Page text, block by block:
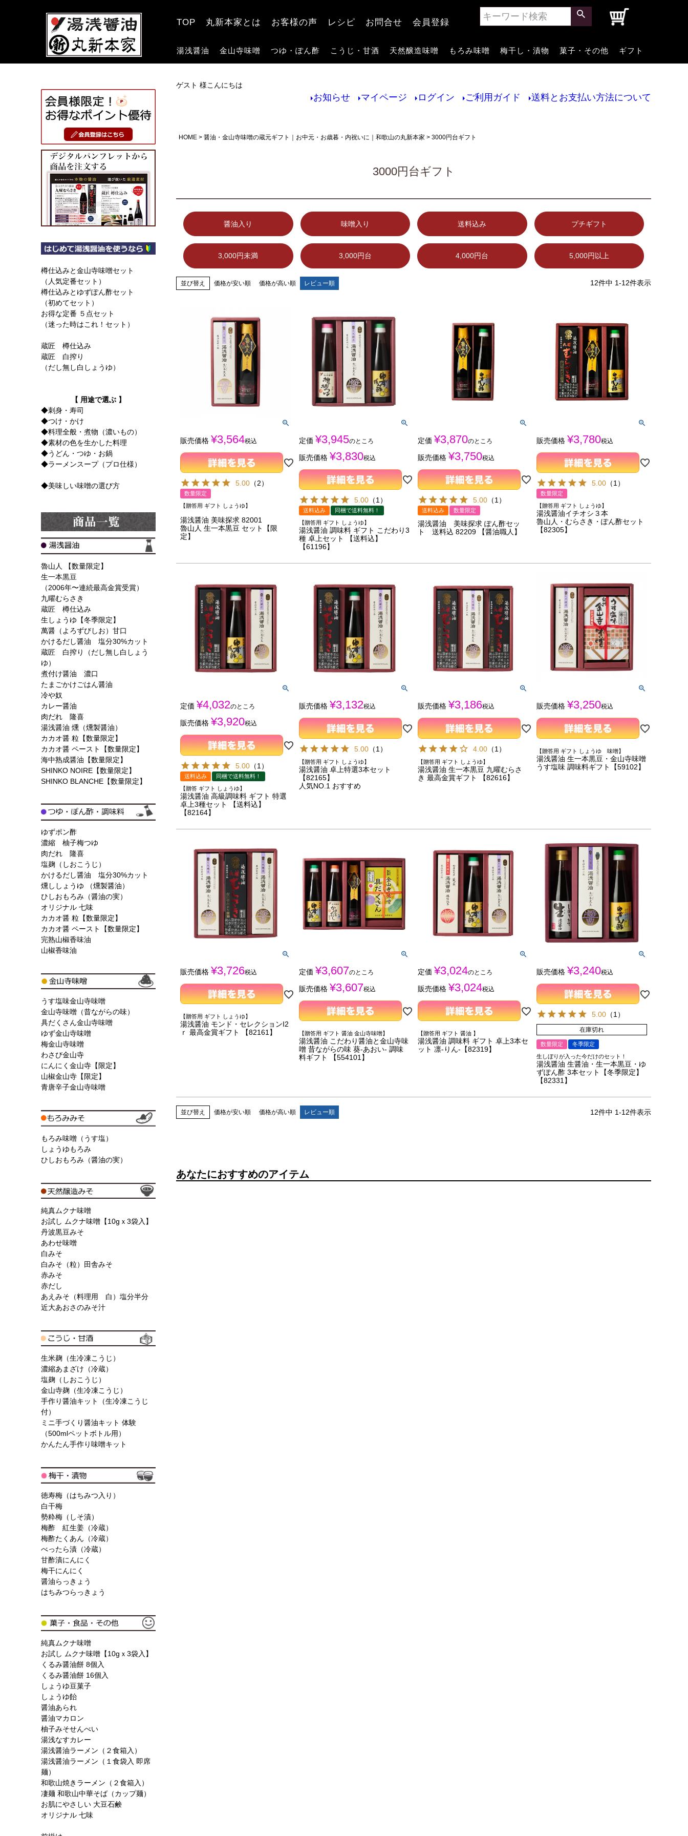
TOP 丸新本家とは お客様の声 レシピ お問合せ 会員登録
湯浅醤油 金山寺味噌 つゆ・ぽん酢 こうじ・甘酒 天然醸造味噌 もろみ味噌 梅干し・漬物 菓子・その他 ギフト
樽仕込みと金山寺味噌セット
（人気定番セット）
樽仕込みとゆずぽん酢セット
（初めてセット）
お得な定番 ５点セット
（迷った時はこれ！セット）
蔵匠 樽仕込み
蔵匠 白搾り
（だし無し白しょうゆ）
【 用途で選ぶ 】
◆刺身・寿司
◆つけ・かけ
◆料理全般・煮物（濃いもの）
◆素材の色を生かした料理
◆うどん・つゆ・お鍋
◆ラーメンスープ（プロ仕様）
◆美味しい味噌の選び方
魯山人 【数量限定】
生一本黒豆
（2006年〜連続最高金賞受賞）
九曜むらさき
蔵匠 樽仕込み
生しょうゆ【冬季限定】
萬醤（よろずびしお）甘口
かけるだし醤油 塩分30%カット
蔵匠 白搾り（だし無し白しょう
ゆ）
煮付け醤油 濃口
たまごかけごはん醤油
冷や奴
カレー醤油
肉だれ 隆喜
湯浅醤油 燻（燻製醤油）
カカオ醤 粒【数量限定】
カカオ醤 ペースト【数量限定】
海中熟成醤油【数量限定】
SHINKO NOIRE【数量限定】
SHINKO BLANCHE【数量限定】
ゆずポン酢
濃縮 柚子梅つゆ
肉だれ 隆喜
塩麹（しおこうじ）
かけるだし醤油 塩分30%カット
燻ししょうゆ （燻製醤油）
ひしおもろみ（醤油の実）
オリジナル 七味
カカオ醤 粒【数量限定】
カカオ醤 ペースト【数量限定】
完熟山椒香味油
山椒香味油
うす塩味金山寺味噌
金山寺味噌（昔ながらの味）
具だくさん金山寺味噌
ゆず金山寺味噌
梅金山寺味噌
わさび金山寺
にんにく金山寺【限定】
山椒金山寺【限定】
青唐辛子金山寺味噌
もろみ味噌（うす塩）
しょうゆもろみ
ひしおもろみ（醤油の実）
純真ムクナ味噌
お試し ムクナ味噌【10gｘ3袋入】
丹波黒豆みそ
あわせ味噌
白みそ
白みそ（粒）田舎みそ
赤みそ
赤だし
あえみそ（料理用 白）塩分半分
近大あおさのみそ汁
生米麹（生冷凍こうじ）
濃縮あまざけ（冷蔵）
塩麹（しおこうじ）
金山寺麹（生冷凍こうじ）
手作り醤油キット（生冷凍こうじ
付）
ミニ手づくり醤油キット 体験
（500mlペットボトル用）
かんたん手作り味噌キット
徳寿梅（はちみつ入り）
白干梅
勢粋梅（しそ漬）
梅酢 紅生姜（冷蔵）
梅酢たくあん（冷蔵）
べったら漬（冷蔵）
甘酢漬にんにく
梅干にんにく
醤油らっきょう
はちみつらっきょう
純真ムクナ味噌
お試し ムクナ味噌【10gｘ3袋入】
くるみ醤油餅 8個入
くるみ醤油餅 16個入
しょうゆ豆菓子
しょうゆ飴
醤油あられ
醤油マカロン
柚子みそせんべい
湯浅なすカレー
湯浅醤油ラーメン（２食箱入）
湯浅醤油ラーメン（１食袋入 即席
麺）
和歌山焼きラーメン（２食箱入）
凄麺 和歌山中華そば（カップ麺）
お肌にやさしい 大豆石鹸
オリジナル 七味
ゲスト 様こんにちは
お知らせ マイページ ログイン ご利用ガイド 送料とお支払い方法について
HOME 醤油・金山寺味噌の蔵元ギフト｜お中元・お歳暮・内祝いに｜和歌山の丸新本家 3000円台ギフト
3000円台ギフト
醤油入り 味噌入り 送料込み プチギフト
3,000円未満 3,000円台 4,000円台 5,000円以上
並び替え 価格が安い順 価格が高い順 レビュー順 12件中 1-12件表示
販売価格 ¥3,564税込
5.00 （2）
数量限定
【贈答用 ギフト しょうゆ】
湯浅醤油 美味探求 82001
魯山人 生一本黒豆 セット【限
定】
定価 ¥3,945のところ
販売価格 ¥3,830税込
5.00 （1 ）
送料込み
同梱で送料無料！
【贈答用 ギフト しょうゆ】
湯浅醤油 調味料 ギフト こだわり3
種 卓上セット 【送料込】
【61196】
定価 ¥3,870のところ
販売価格 ¥3,750税込
5.00 （1 ）
送料込み 数量限定
湯浅醤油 美味探求 ぽん酢セッ
ト 送料込 82209 【醤油職人】
販売価格 ¥3,780税込
5.00 （1 ）
数量限定
【贈答用 ギフト しょうゆ】
湯浅醤油イチオシ３本
魯山人・むらさき・ぽん酢セット
【82305】
定価 ¥4,032のところ
販売価格 ¥3,920税込
5.00 （1 ）
送料込み
同梱で送料無料！
【贈答 ギフト しょうゆ】
湯浅醤油 高級調味料 ギフト 特選
卓上3種セット 【送料込】
【82164】
販売価格 ¥3,132税込
5.00 （1 ）
【贈答用 ギフト しょうゆ】
湯浅醤油 卓上特選3本セット
【82165】
人気NO.1 おすすめ
販売価格 ¥3,186税込
4.00 （1 ）
【贈答用 ギフト しょうゆ】
湯浅醤油 生一本黒豆 九曜むらさ
き 最高金賞ギフト 【82616】
販売価格 ¥3,250税込
【贈答用 ギフト しょうゆ 味噌】
湯浅醤油 生一本黒豆・金山寺味噌
うす塩味 調味料ギフト【59102】
販売価格 ¥3,726税込
【贈答用 ギフト しょうゆ】
湯浅醤油 モンド・セレクションI2
ｒ 最高金賞ギフト 【82161】
定価 ¥3,607のところ
販売価格 ¥3,607税込
【贈答用 ギフト 醤油 金山寺味噌】
湯浅醤油 こだわり醤油と金山寺味
噌 昔ながらの味 葵-あおい- 調味
料ギフト 【554101】
定価 ¥3,024のところ
販売価格 ¥3,024税込
【贈答用 ギフト 醤油 】
湯浅醤油 調味料 ギフト 卓上3本セ
ット 凛-りん-【82319】
販売価格 ¥3,240税込
5.00 （1）
在庫切れ
数量限定
冬季限定
生しぼりが入った今だけのセット！
湯浅醤油 生醤油・生一本黒豆・ゆ
ずぽん酢 3本セット【冬季限定】
【82331】
並び替え 価格が安い順 価格が高い順 レビュー順 12件中 1-12件表示
あなたにおすすめのアイテム